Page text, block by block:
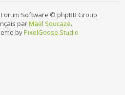
Software © phpBB Group
parMaël Soucaze.
byPixelGoose Studio